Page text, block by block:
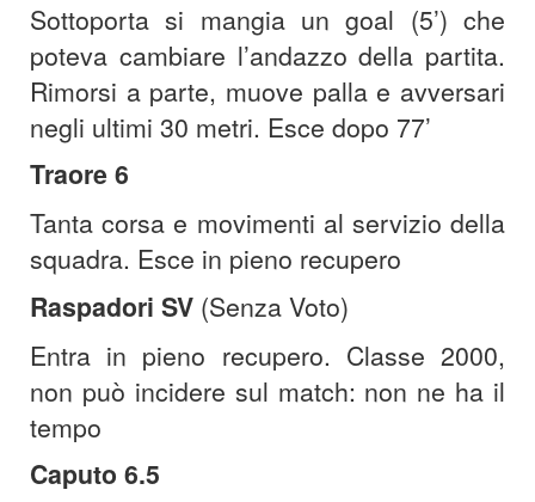
Sottoporta si mangia un goal (5’) che
poteva cambiare l’andazzo della partita.
Rimorsi a parte, muove palla e avversari
negli ultimi 30 metri. Esce dopo 77’
Traore 6
Tanta corsa e movimenti al servizio della
squadra. Esce in pieno recupero
Raspadori SV (Senza Voto)
Entra in pieno recupero. Classe 2000,
non può incidere sul match: non ne ha il
tempo
Caputo 6.5